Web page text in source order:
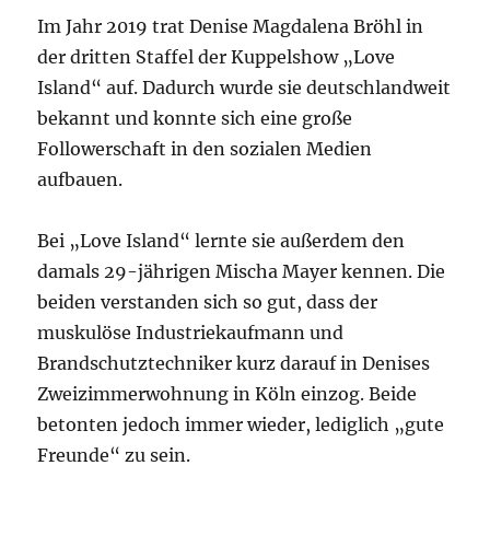
Im Jahr 2019 trat Denise Magdalena Bröhl in
der dritten Staffel der Kuppelshow „Love
Island“ auf. Dadurch wurde sie deutschlandweit
bekannt und konnte sich eine große
Followerschaft in den sozialen Medien
aufbauen.
Bei „Love Island“ lernte sie außerdem den
damals 29-jährigen Mischa Mayer kennen. Die
beiden verstanden sich so gut, dass der
muskulöse Industriekaufmann und
Brandschutztechniker kurz darauf in Denises
Zweizimmerwohnung in Köln einzog. Beide
betonten jedoch immer wieder, lediglich „gute
Freunde“ zu sein.